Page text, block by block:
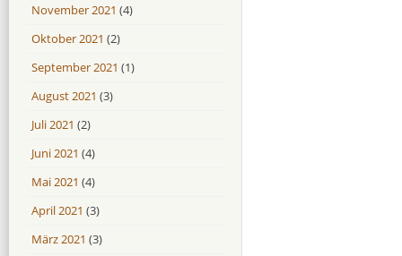
November 2021 (4)
Oktober 2021 (2)
September 2021 (1)
August 2021 (3)
Juli 2021 (2)
Juni 2021 (4)
Mai 2021 (4)
April 2021 (3)
März 2021 (3)